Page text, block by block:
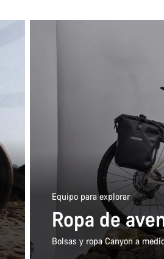
Equipo para explorar
Ropa de
Bolsas y ropa Canyon a